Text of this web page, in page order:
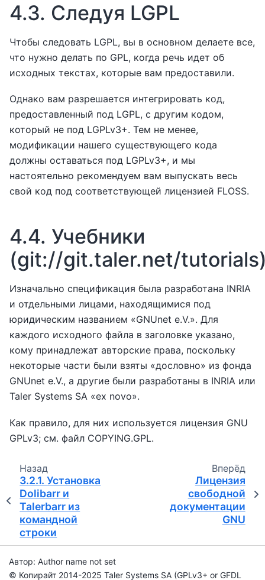
4.3. Следуя LGPL
Чтобы следовать LGPL, вы в основном делаете все,
что нужно делать по GPL, когда речь идет об
исходных текстах, которые вам предоставили.
Однако вам разрешается интегрировать код,
предоставленный под LGPL, с другим кодом,
который не под LGPLv3+. Тем не менее,
модификации нашего существующего кода
должны оставаться под LGPLv3+, и мы
настоятельно рекомендуем вам выпускать весь
свой код под соответствующей лицензией FLOSS.
4.4. Учебники
(git://git.taler.net/
Изначально спецификация была разработана INRIA
и отдельными лицами, находящимися под
юридическим названием «GNUnet e.V.». Для
каждого исходного файла в заголовке указано,
кому принадлежат авторские права, поскольку
некоторые части были взяты «дословно» из фонда
GNUnet e.V., а другие были разработаны в INRIA или
Taler Systems SA «ex novo».
Как правило, для них используется лицензия GNU
GPLv3; см. файл COPYING.GPL.
Назад
3.2.1.Установка
Dolibarr и
Talerbarr из
командной
строки
Вперёд
Лицензия
свободной
документации
GNU
Автор: Author name not set
© Копирайт 2014-2025 Taler Systems SA (GPLv3+ or GFDL